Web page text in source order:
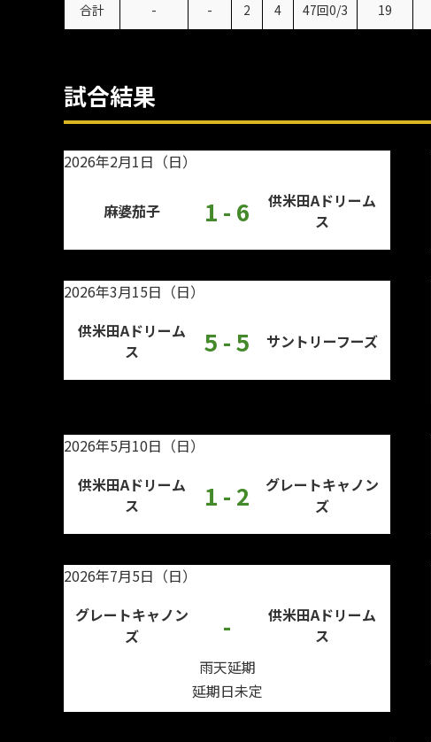
合計 - - 2 4 47回0/3 19
試合結果
2026年2月1日（日）
麻婆茄子 1 - 6
供米田Aドリーム
ス
2026年3月15日（日）
供米田Aドリーム
ス
5 - 5 サントリーフーズ
2026年5月10日（日）
供米田Aドリーム
ス
1 - 2
グレートキャノン
ズ
2026年7月5日（日）
グレートキャノン
ズ
-
供米田Aドリーム
ス
雨天延期
延期日未定